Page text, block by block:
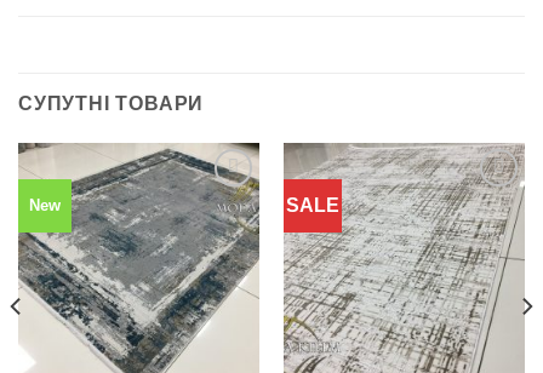
СУПУТНІ ТОВАРИ
New
Додати
до
обраного
SALE
Додати
до
обраного